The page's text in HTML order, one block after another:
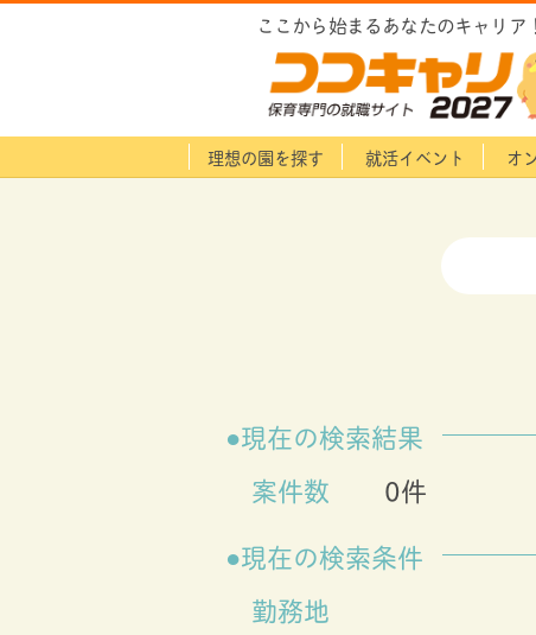
ここから始まるあなたのキャリア！
理想の園を探す 就活イベント オ
現在の検索結果
案件数
0件
現在の検索条件
勤務地